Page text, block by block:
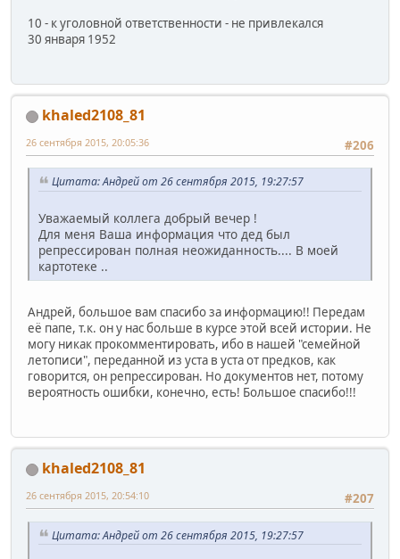
10 - к уголовной ответственности - не привлекался
30 января 1952
khaled2108_81
#206
26 сентября 2015, 20:05:36
Цитата: Андрей от 26 сентября 2015, 19:27:57
Уважаемый коллега добрый вечер !
Для меня Ваша информация что дед был
репрессирован полная неожиданность.... В моей
картотеке ..
Андрей, большое вам спасибо за информацию!! Передам
её папе, т.к. он у нас больше в курсе этой всей истории. Не
могу никак прокомментировать, ибо в нашей "семейной
летописи", переданной из уста в уста от предков, как
говорится, он репрессирован. Но документов нет, потому
вероятность ошибки, конечно, есть! Большое спасибо!!!
khaled2108_81
#207
26 сентября 2015, 20:54:10
Цитата: Андрей от 26 сентября 2015, 19:27:57